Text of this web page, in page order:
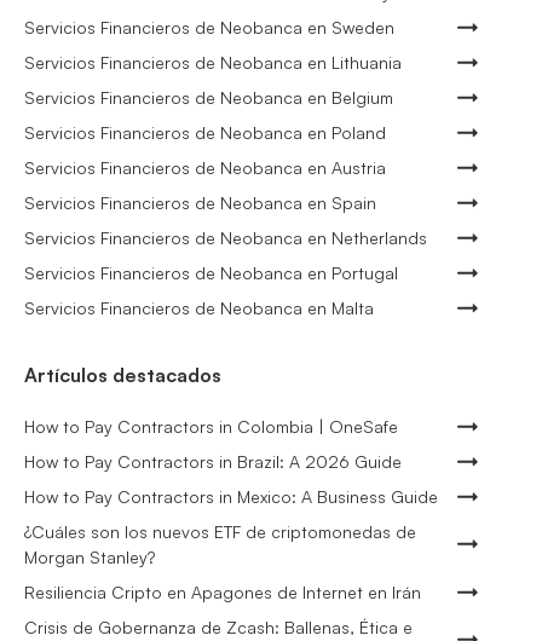
Servicios Financieros de Neobanca en Sweden
Servicios Financieros de Neobanca en Lithuania
Servicios Financieros de Neobanca en Belgium
Servicios Financieros de Neobanca en Poland
Servicios Financieros de Neobanca en Austria
Servicios Financieros de Neobanca en Spain
Servicios Financieros de Neobanca en Netherlands
Servicios Financieros de Neobanca en Portugal
Servicios Financieros de Neobanca en Malta
Artículos destacados
How to Pay Contractors in Colombia | OneSafe
How to Pay Contractors in Brazil: A 2026 Guide
How to Pay Contractors in Mexico: A Business Guide
¿Cuáles son los nuevos ETF de criptomonedas de
Morgan Stanley?
Resiliencia Cripto en Apagones de Internet en Irán
Crisis de Gobernanza de Zcash: Ballenas, Ética e